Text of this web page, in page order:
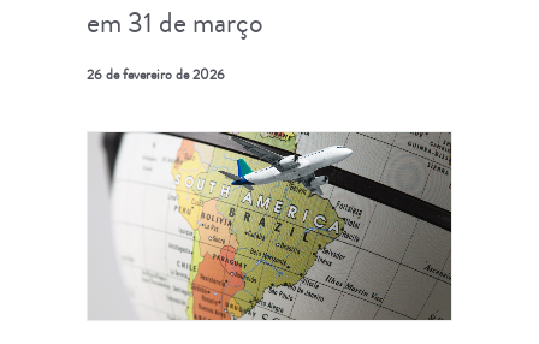
em 31 de março
26 de fevereiro de 2026